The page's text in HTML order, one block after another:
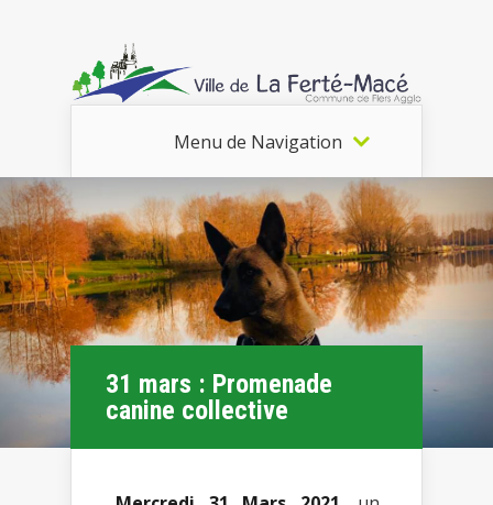
Menu de Navigation
31 mars : Promenade
canine collective